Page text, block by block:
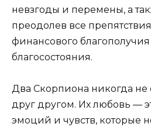
невзгоды и перемены, а
преодолев все
финансового
благосостояния.
Два Скорпиона никогда не
друг другом. Их любовь —
эмоций и чувств, которые